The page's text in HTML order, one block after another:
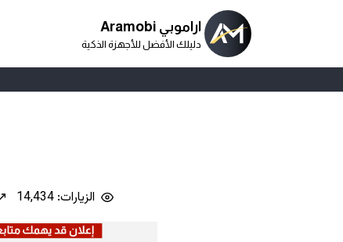
اراموبي Aramobi
دليلك الأفضل للأجهزة الذكية
الزيارات: 14,434